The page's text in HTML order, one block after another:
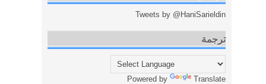
Tweets by @HaniSarieldin
ترجمة
Powered by Translate